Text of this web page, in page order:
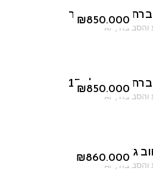
₪850.000
ברחוב יצחק שיפר
,
AF
₪850.000
ברנפלד 15
,
AF
₪860.000
גורדון
,
AF